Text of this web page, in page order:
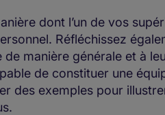
dont l’un de vos
Réfléchissez
de manière générale et à
de constituer une
des exemples pour